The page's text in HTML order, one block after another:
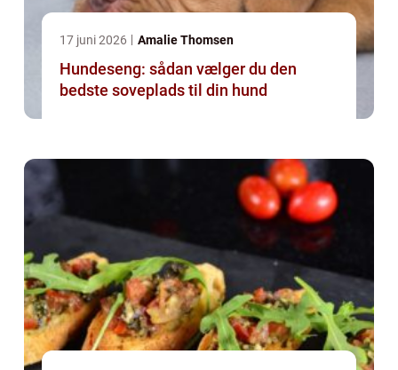
17 juni 2026 Amalie Thomsen
Hundeseng: sådan vælger du den
bedste soveplads til din hund